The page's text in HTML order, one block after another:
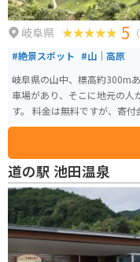
岐阜県 5
#絶景スポット #山｜高原
岐阜県の山中、標高約300m
車場があり、そこに地元の人
す。 料金は無料ですが、寄付金という形でポストが置いてあるので、寄付を
されたい場合はそこはお金を
や、バイクを降り、山の中
茶畑を見下ろす絶景スポット
道の駅 池田温泉